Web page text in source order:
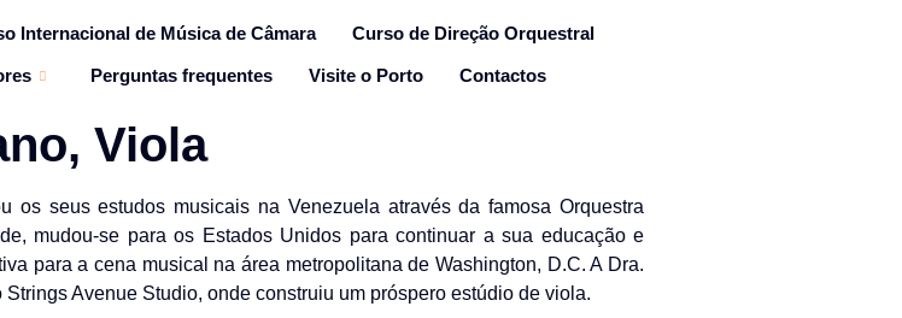
Internacional de Música de Câmara Curso de Direção Orquestral
Perguntas frequentes Visite o Porto Contactos
Viola
os seus estudos musicais na Venezuela através da famosa Orquestra
mudou-se para os Estados Unidos para continuar a sua educação e
para a cena musical na área metropolitana de Washington, D.C. A Dra.
Strings Avenue Studio, onde construiu um próspero estúdio de viola.